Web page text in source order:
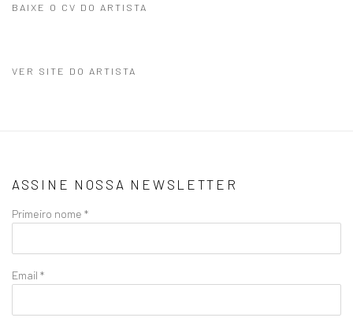
BAIXE O CV DO ARTISTA
VER SITE DO ARTISTA
ASSINE NOSSA NEWSLETTER
Primeiro nome *
Email *